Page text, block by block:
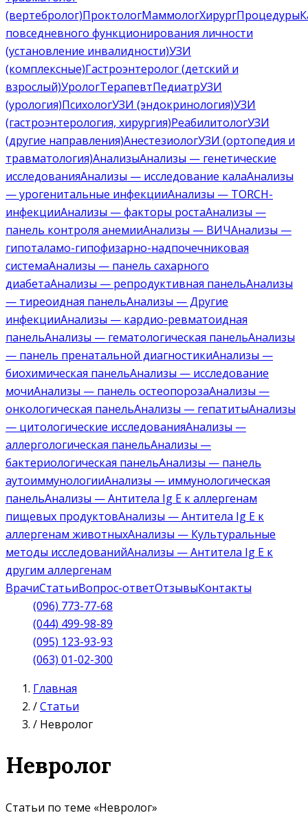
(вертебролог)ПроктологМаммологХирургПроцедуры
повседневного функционирования личности
(установление инвалидности)УЗИ
(комплексные)Гастроэнтеролог (детский и
взрослый)УрологТерапевтПедиатрУЗИ
(урология)ПсихологУЗИ (эндокринология)УЗИ
(гастроэнтерология, хирургия)РеабилитологУЗИ
(другие направления)АнестезиологУЗИ (ортопедия и
травматология)АнализыАнализы — генетические
исследованияАнализы — исследование калаАнализы
— урогенитальные инфекцииАнализы — TORCH-
инфекцииАнализы — факторы ростаАнализы —
панель контроля анемииАнализы — ВИЧАнализы —
гипоталамо-гипофизарно-надпочечниковая
системаАнализы — панель сахарного
диабетаАнализы — репродуктивная панельАнализы
— тиреоидная панельАнализы — Другие
инфекцииАнализы — кардио-ревматоидная
панельАнализы — гематологическая панельАнализы
— панель пренатальной диагностикиАнализы —
биохимическая панельАнализы — исследование
мочиАнализы — панель остеопорозаАнализы —
онкологическая панельАнализы — гепатитыАнализы
— цитологические исследованияАнализы —
аллергологическая панельАнализы —
бактериологическая панельАнализы — панель
аутоиммунологииАнализы — иммунологическая
панельАнализы — Антитела Ig E к аллергенам
пищевых продуктовАнализы — Антитела Ig E к
аллергенам животныхАнализы — Культуральные
методы исследованийАнализы — Антитела Ig E к
другим аллергенам
ВрачиСтатьиВопрос-ответОтзывыКонтакты
(096) 773-77-68
(044) 499-98-89
(095) 123-93-93
(063) 01-02-300
Главная
/Статьи
/ Невролог
Невролог
Статьи по теме «Невролог»